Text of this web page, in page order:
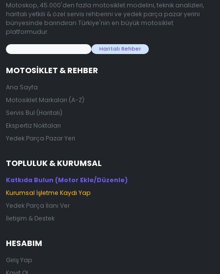
Motoskop, 45.000'den fazla motosiklet modelini, teknik analizleri,
haritalı yetkili & özel servis rehberini ve yedek parça pazar yerini
bünyesinde barındıran Türkiye'nin en büyük motosiklet
platformudur.
Haritalı Rehber
MOTOSIKLET & REHBER
Ana Sayfa
Motosiklet Markaları (A-Z)
Servis Bul (Haritalı)
Ekspertiz Noktaları
Yedek Parça Pazar Yeri
TOPLULUK & KURUMSAL
Katkıda Bulun (Motor Ekle/Düzenle)
Kurumsal İşletme Kaydı Yap
Yedek Parça İlanı Ver
İletişim & Destek
HESABIM
Giriş Yap